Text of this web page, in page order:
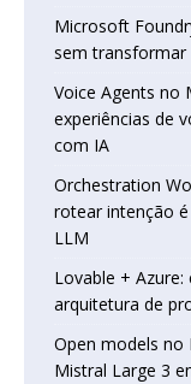
Microsoft
sem transformar
Voice Agents no
experiências de
com IA
Orchestration
rotear intenção
LLM
Lovable +
arquitetura de
Open models no
Mistral Large 3